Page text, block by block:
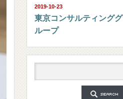
2019-10-23
東京コンサルティンググ
ループ